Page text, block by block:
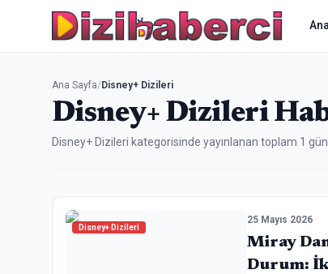
Ana Sayfa/Disney+ Dizileri
Disney+ Dizileri
Disney+ Dizileri kategorisinde yayınlanan toplam 1
Disney+ Dizileri
25 Mayıs 2026
Miray
Durum: